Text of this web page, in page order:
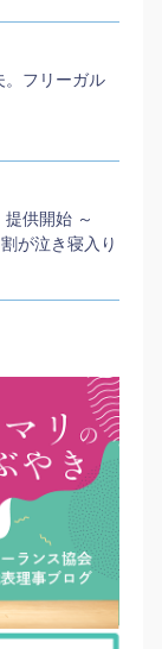
。フリーガル
供開始 ～
が泣き寝入り